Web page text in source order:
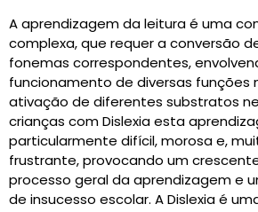
Catálogos
CARRINHO
0 items
A aprendizagem da leitura é uma
complexa, que requer a conversão
fonemas correspondentes,
funcionamento de diversas funções
ativação de diferentes substratos
crianças com Dislexia esta
particularmente difícil, morosa e,
frustrante, provocando um
processo geral da aprendizagem e
de insucesso escolar. A Dislexia é